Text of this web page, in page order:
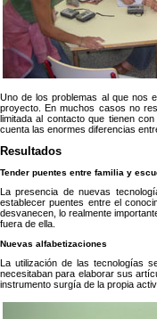
Uno de los problemas al que nos
proyecto. En muchos casos no
limitada al contacto que tienen
cuenta las enormes diferencias
Resultados
Tender puentes entre familia y
La presencia de nuevas
establecer puentes entre el
desvanecen, lo realmente
fuera de ella.
Nuevas alfabetizaciones
La utilización de las tecnologías
necesitaban para elaborar sus
instrumento surgía de la propia